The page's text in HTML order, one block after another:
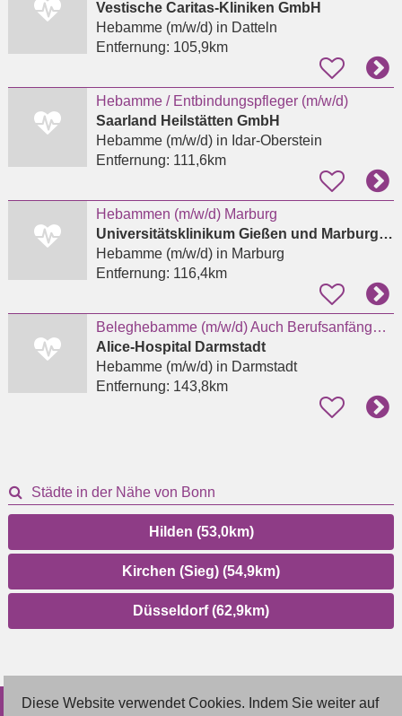
Vestische Caritas-Kliniken GmbH
Hebamme (m/w/d)in Datteln
Entfernung: 105,9km
Hebamme / Entbindungspfleger (m/w/d)
Saarland Heilstätten GmbH
Hebamme (m/w/d)in Idar-Oberstein
Entfernung: 111,6km
Hebammen (m/w/d) Marburg
Universitätsklinikum Gießen und Marburg GmbH
Hebamme (m/w/d)in Marburg
Entfernung: 116,4km
Beleghebamme (m/w/d) Auch Berufsanfängerinnen oder Wiedereinsteigerinnen
Alice-Hospital Darmstadt
Hebamme (m/w/d)in Darmstadt
Entfernung: 143,8km
Städte in der Nähe von Bonn
Hilden (53,0km)
Kirchen (Sieg) (54,9km)
Düsseldorf (62,9km)
© 2026 Deutsche Jobmarkt GmbH
Diese Website verwendet Cookies. Indem Sie weiter auf